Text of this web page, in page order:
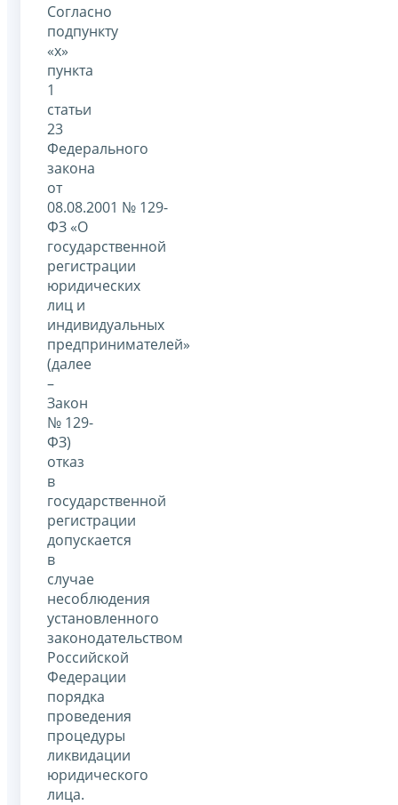
Согласно
подпункту
«х»
пункта
1
статьи
23
Федерального
закона
от
08.08.2001 № 129-
ФЗ «О
государственной
регистрации
юридических
лиц и
индивидуальных
предпринимателей»
(далее
–
Закон
№ 129-
ФЗ)
отказ
в
государственной
регистрации
допускается
в
случае
несоблюдения
установленного
законодательством
Российской
Федерации
порядка
проведения
процедуры
ликвидации
юридического
лица.